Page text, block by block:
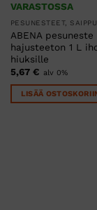
VARASTOSSA
PESUNESTEET,
ABENA pesuneste
hajusteeton 1 L
hiuksille
5,67 € alv 0%
LISÄÄ